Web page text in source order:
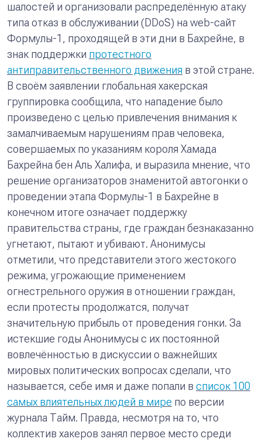
шалостей и организовали распределённую атаку
типа отказ в обслуживании (DDoS) на web-сайт
Формулы-1, проходящей в эти дни в Бахрейне, в
знак поддержки протестного
антиправительственного движения в этой стране.
В своём заявлении глобальная хакерская
группировка сообщила, что нападение было
произведено с целью привлечения внимания к
замалчиваемым нарушениям прав человека,
совершаемых по указаниям короля Хамада
Бахрейна бен Аль Халифа, и выразила мнение, что
решение организаторов знаменитой автогонки о
проведении этапа Формулы-1 в Бахрейне в
конечном итоге означает поддержку
правительства страны, где граждан безнаказанно
угнетают, пытают и убивают. Анонимусы
отметили, что представители этого жестокого
режима, угрожающие применением
огнестрельного оружия в отношении граждан,
если протесты продолжатся, получат
значительную прибыль от проведения гонки. За
истекшие годы Анонимусы с их постоянной
вовлечённостью в дискуссии о важнейших
мировых политических вопросах сделали, что
называется, себе имя и даже попали в список 100
самых влиятельных людей в мире по версии
журнала Тайм. Правда, несмотря на то, что
коллектив хакеров занял первое место среди